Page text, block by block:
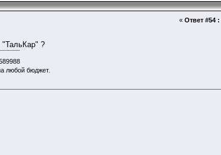
« Ответ #54 :
"ТальКар" ?
любой бюджет.